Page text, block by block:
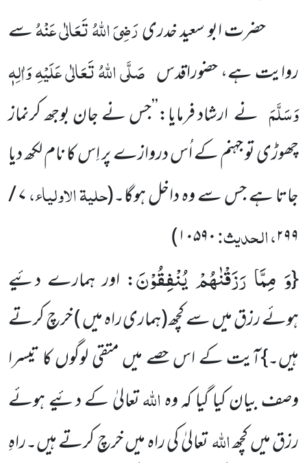
حضرت ابو سعید خدریرَضِیَ اللہُ تَعَالٰی عَنْہُسے
روایت ہے، حضوراقدس صَلَّی اللہُ تَعَالٰی عَلَیْہِ وَاٰلِہٖ
وَسَلَّمَ نے ارشاد فرمایا:’’جس نے جان بوجھ کرنماز
چھوڑی تو جہنم کے اُس دروازے پر اِس کا نام لکھ دیا
جاتا ہے جس سے وہ داخل ہوگا۔(حلیۃ الاولیاء، ۷ /
۲۹۹، الحدیث:۱۰۵۹۰)
{وَ مِمَّا رَزَقْنٰهُمْ یُنْفِقُوْنَ: اور ہمارے دئیے
ہوئے رزق میں سے کچھ(ہماری راہ میں ) خرچ کرتے
ہیں۔}آیت کے اس حصے میں متقی لوگوں کا تیسرا
وصف بیان کیا گیا کہ وہاللہتعالیٰ کے دئیے ہوئے
رزق میں کچھاللہتعالیٰ کی راہ میں خرچ کرتے ہیں۔راہِ